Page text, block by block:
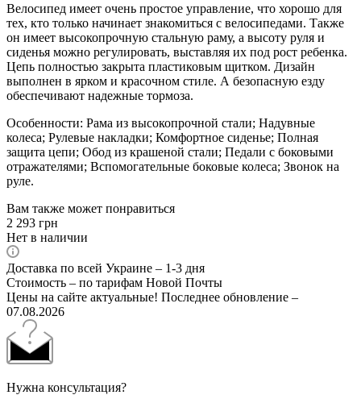
Велосипед имеет очень простое управление, что хорошо для
тех, кто только начинает знакомиться с велосипедами. Также
он имеет высокопрочную стальную раму, а высоту руля и
сиденья можно регулировать, выставляя их под рост ребенка.
Цепь полностью закрыта пластиковым щитком. Дизайн
выполнен в ярком и красочном стиле. А безопасную езду
обеспечивают надежные тормоза.
Особенности: Рама из высокопрочной стали; Надувные
колеса; Рулевые накладки; Комфортное сиденье; Полная
защита цепи; Обод из крашеной стали; Педали с боковыми
отражателями; Вспомогательные боковые колеса; Звонок на
руле.
Вам также может понравиться
2 293 грн
Нет в наличии
Доставка по всей Украине – 1-3 дня
Стоимость – по тарифам Новой Почты
Цены на сайте актуальные! Последнее обновление –
07.08.2026
Нужна консультация?